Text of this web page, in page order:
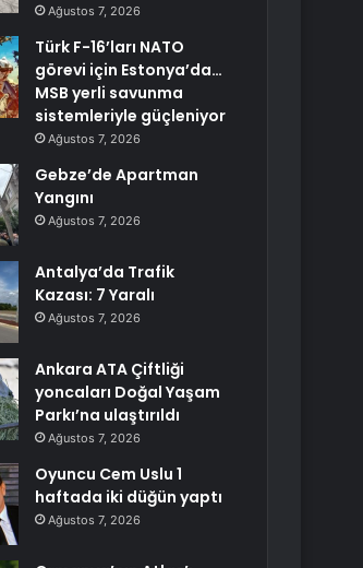
Ağustos 7, 2026
Türk F-16’ları NATO
görevi için Estonya’da…
MSB yerli savunma
sistemleriyle güçleniyor
Ağustos 7, 2026
Gebze’de Apartman
Yangını
Ağustos 7, 2026
Antalya’da Trafik
Kazası: 7 Yaralı
Ağustos 7, 2026
Ankara ATA Çiftliği
yoncaları Doğal Yaşam
Parkı’na ulaştırıldı
Ağustos 7, 2026
Oyuncu Cem Uslu 1
haftada iki düğün yaptı
Ağustos 7, 2026